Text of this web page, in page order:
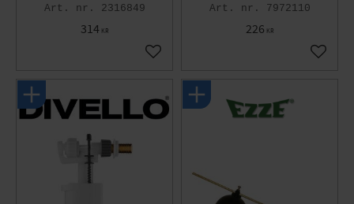
2316849
314KR
Lägg till i favoriter
7972110
226 KR
Lägg